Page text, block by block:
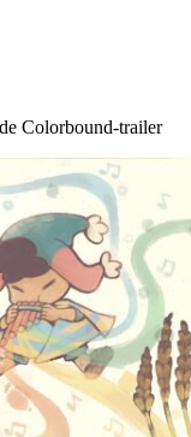
Colorbound-trailer